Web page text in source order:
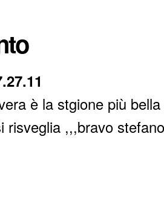
è la stgione più
risveglia ,,,bravo